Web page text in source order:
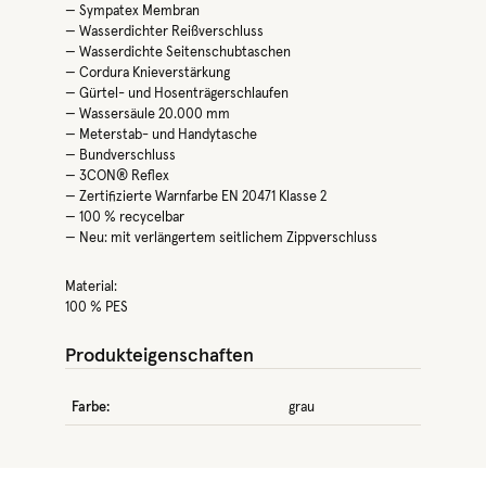
— Sympatex Membran
— Wasserdichter Reißverschluss
— Wasserdichte Seitenschubtaschen
— Cordura Knieverstärkung
— Gürtel- und Hosenträgerschlaufen
— Wassersäule 20.000 mm
— Meterstab- und Handytasche
— Bundverschluss
— 3CON® Reflex
— Zertifizierte Warnfarbe EN 20471 Klasse 2
— 100 % recycelbar
— Neu: mit verlängertem seitlichem Zippverschluss
Material:
100 % PES
Produkteigenschaften
Farbe: grau